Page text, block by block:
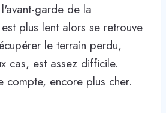
garde de la
plus lent alors se retrouve
le terrain perdu,
cas, est assez difficile.
compte, encore plus cher.